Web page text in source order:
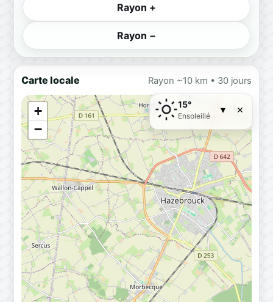
Rayon +
Rayon −
Carte locale Rayon ~10 km • 30 jours
+
−
15°
Ensoleillé ▾ ×